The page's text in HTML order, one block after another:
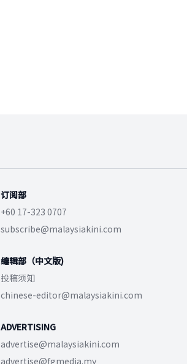
订阅部
+60 17-323 0707
subscribe@malaysiakini.com
编辑部（中文版)
投稿须知
chinese-editor@malaysiakini.com
ADVERTISING
advertise@malaysiakini.com
advertise@fgmedia.my